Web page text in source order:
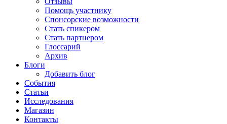
Помощь участнику
Спонсорские возможности
Стать спикером
Стать партнером
Глоссарий
Архив
Блоги
Добавить блог
События
Статьи
Исследования
Магазин
Контакты